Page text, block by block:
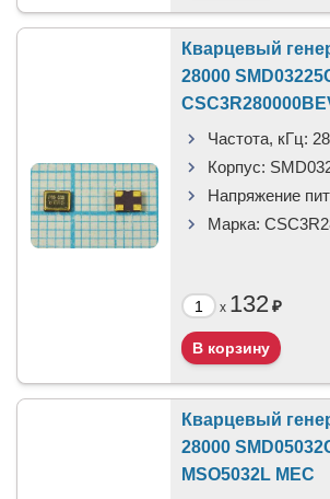
Кварцевый
28000
Частота, кГц:
Корпус:
Напряжение
Марка:
x 132₽
Кварцевый
28000
MSO5032L MEC